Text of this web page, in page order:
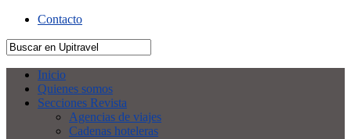
Contacto
Inicio
Quienes somos
Secciones Revista
Agencias de viajes
Cadenas hoteleras